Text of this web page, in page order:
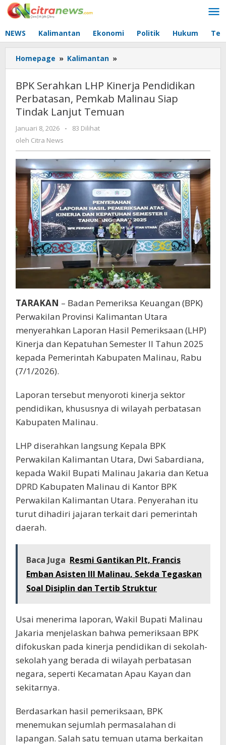
Lewati
ke
NEWS Kalimantan Ekonomi Politik Hukum
Homepage » Kalimantan »
Serahkan
Kinerja
Pendidikan
Perbatasan,
Tindak
Lanjut
Temuan
BPK Serahkan LHP Kinerja Pendidikan
Perbatasan, Pemkab Malinau Siap
Tindak Lanjut Temuan
Januari 8, 2026
oleh
-
83 Dilihat
oleh Citra News
TARAKAN – Badan Pemeriksa Keuangan (BPK)
Perwakilan Provinsi Kalimantan Utara
menyerahkan Laporan Hasil Pemeriksaan (LHP)
Kinerja dan Kepatuhan Semester II Tahun 2025
kepada Pemerintah Kabupaten Malinau, Rabu
(7/1/2026).
Laporan tersebut menyoroti kinerja sektor
pendidikan, khususnya di wilayah perbatasan
Kabupaten Malinau.
LHP diserahkan langsung Kepala BPK
Perwakilan Kalimantan Utara, Dwi Sabardiana,
kepada Wakil Bupati Malinau Jakaria dan Ketua
DPRD Kabupaten Malinau di Kantor BPK
Perwakilan Kalimantan Utara. Penyerahan itu
turut dihadiri jajaran terkait dari pemerintah
daerah.
Baca Juga Resmi Gantikan Plt, Francis
Emban Asisten III Malinau, Sekda Tegaskan
Soal Disiplin dan Tertib Struktur
Usai menerima laporan, Wakil Bupati Malinau
Jakaria menjelaskan bahwa pemeriksaan BPK
difokuskan pada kinerja pendidikan di sekolah-
sekolah yang berada di wilayah perbatasan
negara, seperti Kecamatan Apau Kayan dan
sekitarnya.
Berdasarkan hasil pemeriksaan, BPK
menemukan sejumlah permasalahan di
lapangan. Salah satu temuan utama berkaitan